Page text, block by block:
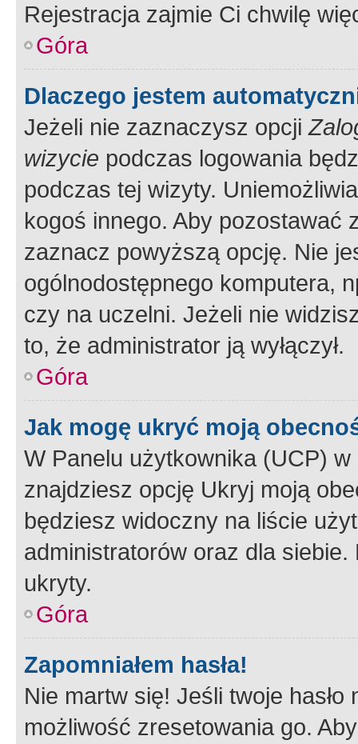
Rejestracja zajmie Ci chwilę
Góra
Dlaczego jestem
Jeżeli nie zaznaczysz opcji
wizycie podczas logowania
podczas tej wizyty.
kogoś innego. Aby pozostawać
zaznacz powyższą opcję. Nie
ogólnodostępnego komputera,
czy na uczelni. Jeżeli nie
to, że administrator ją wyłączył.
Góra
Jak mogę ukryć moją
W Panelu użytkownika (UCP) w
znajdziesz opcję Ukryj moją
będziesz widoczny na liście
administratorów oraz dla
ukryty.
Góra
Zapomniałem hasła!
Nie martw się! Jeśli twoje
możliwość zresetowania go.